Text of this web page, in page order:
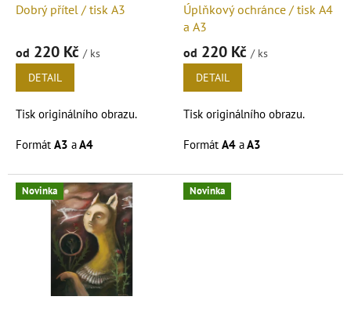
Dobrý přítel / tisk A3
od 220 Kč / ks
DETAIL
Tisk originálního obrazu.
Formát A3 aA4
Úplňkový ochránce / tisk A4
a A3
od 220 Kč / ks
DETAIL
Tisk originálního obrazu.
Formát A4 aA3
Novinka Novinka